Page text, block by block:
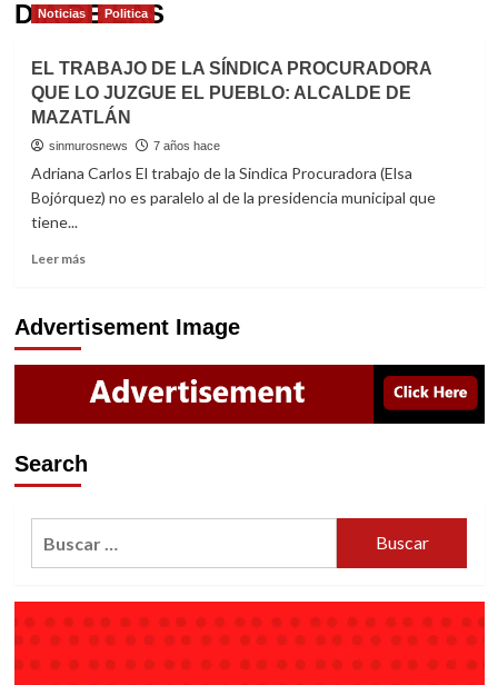
DIA DE LAS
Noticias Politica
EL TRABAJO DE LA SÍNDICA PROCURADORA
QUE LO JUZGUE EL PUEBLO: ALCALDE DE
MAZATLÁN
sinmurosnews 7 años hace
Adriana Carlos El trabajo de la Sindica Procuradora (Elsa
Bojórquez) no es paralelo al de la presidencia municipal que
tiene...
Leer másRead
EL
TRABAJO
DE
LA
SÍNDICA
PROCURADORA
LO
ALCALDE
DE
Advertisement Image
Search